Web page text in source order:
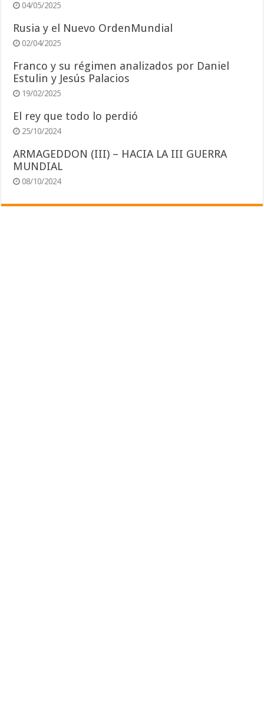
04/05/2025
Rusia y el Nuevo OrdenMundial
02/04/2025
Franco y su régimen analizados por Daniel
Estulin y Jesús Palacios
19/02/2025
El rey que todo lo perdió
25/10/2024
ARMAGEDDON (III) – HACIA LA III GUERRA
MUNDIAL
08/10/2024